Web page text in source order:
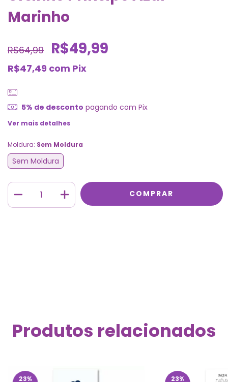
Marinho
R$64,99 R$49,99
R$47,49 com Pix
5% de desconto pagando com Pix
Ver mais detalhes
Moldura: Sem Moldura
Sem Moldura
Produtos relacionados
23%
23%